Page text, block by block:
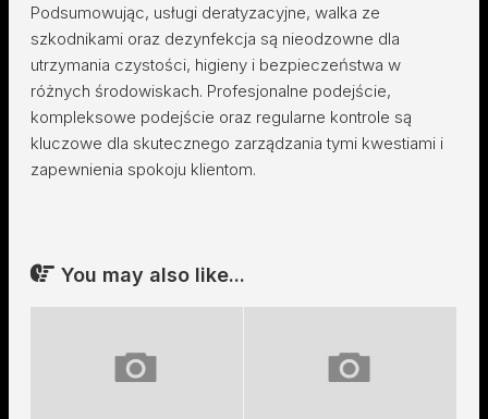
Podsumowując, usługi deratyzacyjne, walka ze
szkodnikami oraz dezynfekcja są nieodzowne dla
utrzymania czystości, higieny i bezpieczeństwa w
różnych środowiskach. Profesjonalne podejście,
kompleksowe podejście oraz regularne kontrole są
kluczowe dla skutecznego zarządzania tymi kwestiami i
zapewnienia spokoju klientom.
You may also like...